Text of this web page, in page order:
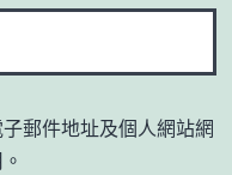
郵件地址及個人網站網